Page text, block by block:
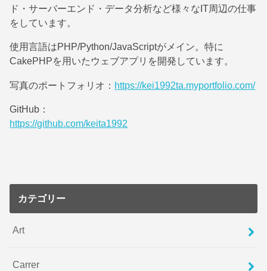
ド・サーバーエンド・データ分析など様々なIT周辺の仕事
をしています。
使用言語はPHP/Python/JavaScriptがメイン。特に
CakePHPを用いたウェブアプリを開発しています。
写真のポートフォリオ： https://kei1992ta.myportfolio.com/
GitHub：
https://github.com/keita1992
カテゴリー
Art
Carrer